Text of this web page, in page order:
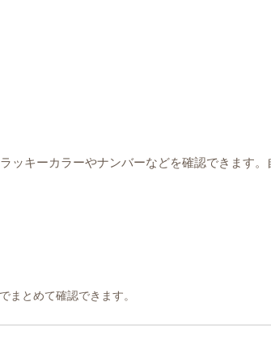
キーカラーやナンバーなどを確認できます
でまとめて確認できます。